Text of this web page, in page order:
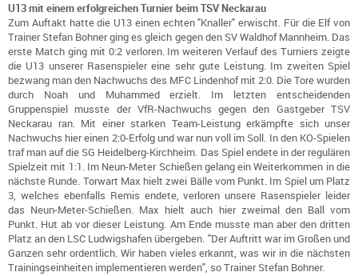
U13 mit einem erfolgreichen Turnier beim TSV Neckarau
Zum Auftakt hatte die U13 einen echten "Knaller" erwischt. Für die Elf von
Trainer Stefan Bohner ging es gleich gegen den SV Waldhof Mannheim. Das
erste Match ging mit 0:2 verloren. Im weiteren Verlauf des Turniers zeigte
die U13 unserer Rasenspieler eine sehr gute Leistung. Im zweiten Spiel
bezwang man den Nachwuchs des MFC Lindenhof mit 2:0. Die Tore wurden
durch Noah und Muhammed erzielt. Im letzten entscheidenden
Gruppenspiel musste der VfR-Nachwuchs gegen den Gastgeber TSV
Neckarau ran. Mit einer starken Team-Leistung erkämpfte sich unser
Nachwuchs hier einen 2:0-Erfolg und war nun voll im Soll. In den KO-Spielen
traf man auf die SG Heidelberg-Kirchheim. Das Spiel endete in der regulären
Spielzeit mit 1:1. Im Neun-Meter Schießen gelang ein Weiterkommen in die
nächste Runde. Torwart Max hielt zwei Bälle vom Punkt. Im Spiel um Platz
3, welches ebenfalls Remis endete, verloren unsere Rasenspieler leider
das Neun-Meter-Schießen. Max hielt auch hier zweimal den Ball vom
Punkt. Hut ab vor dieser Leistung. Am Ende musste man aber den dritten
Platz an den LSC Ludwigshafen übergeben. "Der Auftritt war im Großen und
Ganzen sehr ordentlich. Wir haben vieles erkannt, was wir in die nächsten
Trainingseinheiten implementieren werden", so Trainer Stefan Bohner.